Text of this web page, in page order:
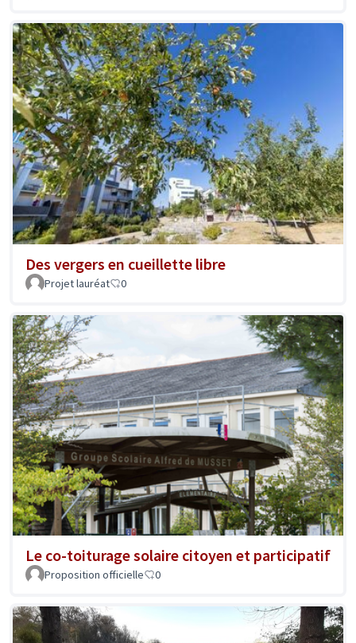
Des vergers en cueillette libre
Projet lauréat 0
Le co-toiturage solaire citoyen et participatif
Proposition officielle 0